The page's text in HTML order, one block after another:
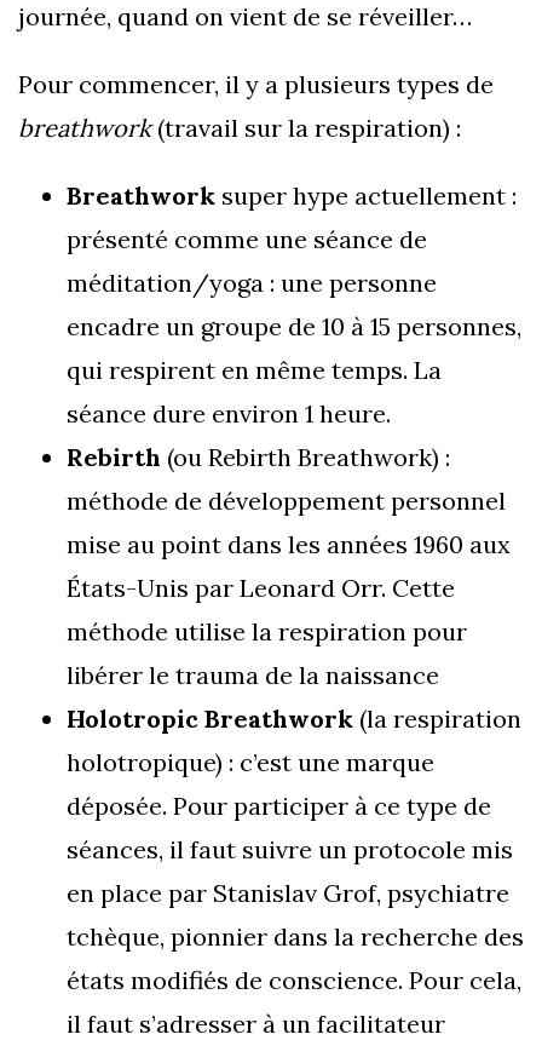
journée, quand on vient de se réveiller…
Pour commencer, il y a plusieurs types de
breathwork(travail sur la respiration) :
Breathwork super hype actuellement :
présenté comme une séance de
méditation/yoga : une personne
encadre un groupe de 10 à 15 personnes,
qui respirent en même temps. La
séance dure environ 1 heure.
Rebirth (ou Rebirth Breathwork) :
méthode de développement personnel
mise au point dans les années 1960 aux
États-Unis par Leonard Orr. Cette
méthode utilise la respiration pour
libérer le trauma de la naissance
Holotropic Breathwork (la respiration
holotropique) : c’est une marque
déposée. Pour participer à ce type de
séances, il faut suivre un protocole mis
en place par Stanislav Grof, psychiatre
tchèque, pionnier dans la recherche des
états modifiés de conscience. Pour cela,
il faut s’adresser à un facilitateur